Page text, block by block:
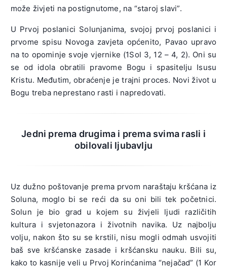
može živjeti na postignutome, na “staroj slavi”.
U Prvoj poslanici Solunjanima, svojoj prvoj poslanici i
prvome spisu Novoga zavjeta općenito, Pavao upravo
na to opominje svoje vjernike (1Sol 3, 12 – 4, 2). Oni su
se od idola obratili pravome Bogu i spasitelju Isusu
Kristu. Međutim, obraćenje je trajni proces. Novi život u
Bogu treba neprestano rasti i napredovati.
Jedni prema drugima i prema svima rasli i
obilovali ljubavlju
Uz dužno poštovanje prema prvom naraštaju kršćana iz
Soluna, moglo bi se reći da su oni bili tek početnici.
Solun je bio grad u kojem su živjeli ljudi različitih
kultura i svjetonazora i životnih navika. Uz najbolju
volju, nakon što su se krstili, nisu mogli odmah usvojiti
baš sve kršćanske zasade i kršćansku nauku. Bili su,
kako to kasnije veli u Prvoj Korinćanima “nejačad” (1 Kor